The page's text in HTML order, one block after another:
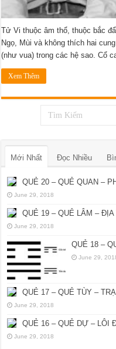
Tử Vi thuộc âm thổ, thuộc bắc
Ngọ, Mùi và không thích hai
(như vua) trong các hệ sao. Cổ
Xem Thêm
Mới Nhất Đọc Nhiều
QUẺ 20 – QUẺ QUAN –
June 29, 2018
QUẺ 19 – QUẺ LÂM – ĐỊA
June 29, 2018
QUẺ 18 –
June 29,
QUẺ 17 – QUẺ TÙY –
June 29, 2018
QUẺ 16 – QUẺ DỰ – LÔI
June 29, 2018